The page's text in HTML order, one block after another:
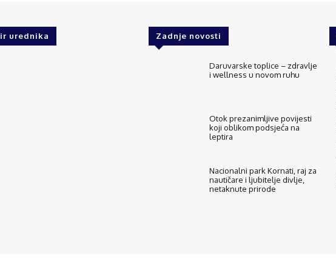
urednika Zadnje novosti
Daruvarske toplice – zdravlje
i wellness u novom ruhu
Otok prezanimljive povijesti
koji oblikom podsjeća na
leptira
Nacionalni park Kornati, raj za
nautičare i ljubitelje divlje,
netaknute prirode